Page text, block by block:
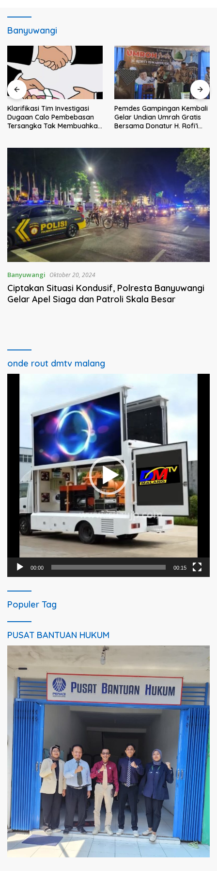
Banyuwangi
Klarifikasi Tim Investigasi
Dugaan Calo Pembebasan
Tersangka Tak Membuahkan
Pemdes Gampingan Kembali
Gelar Undian Umrah Gratis
Bersama Donatur H. Rofi’i
Banyuwangi Oktober 20, 2024
Ciptakan Situasi Kondusif, Polresta Banyuwangi
Gelar Apel Siaga dan Patroli Skala Besar
onde rout dmtv malang
00:00 00:15
Populer Tag
PUSAT BANTUAN HUKUM